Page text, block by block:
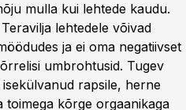
mulla kui lehtede kaudu.
lehtedele võivad
ja ei oma negatiivset
umbrohtusid. Tugev
rapsile, herne
toimega kõrge orgaanikaga